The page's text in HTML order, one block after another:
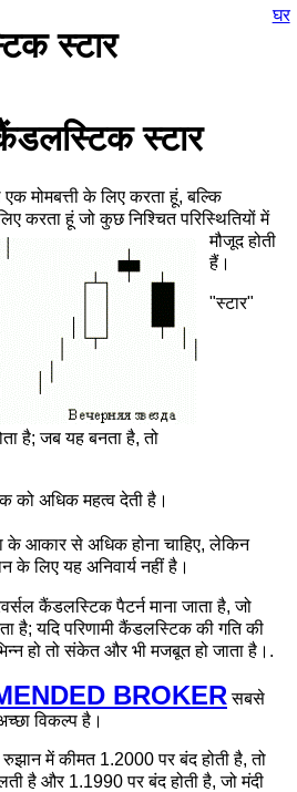
स्टार
घर
स्टार
मोमबत्ती के लिए करता हूं, बल्कि
करता हूं जो कुछ निश्चितपरिस्थितियों में
मौजूद होती
हैं।
"स्टार"
है; जब यह बनता है, तो
को अधिक महत्व देती है।
के आकार से अधिक होना चाहिए, लेकिन
के लिए यह अनिवार्य नहीं है।
कैंडलस्टिक पैटर्न माना जाता है, जो
है; यदि परिणामी कैंडलस्टिक की गति की
हो तो संकेत और भी मजबूत हो जाता है।.
BROKER सबसे
विकल्प है।
में कीमत 1.2000 पर बंद होती है, तो
है और 1.1990 पर बंद होती है, जो मंदी